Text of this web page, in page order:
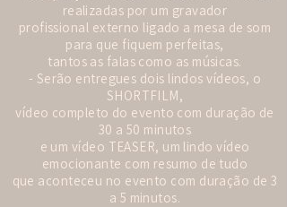
realizadas por um gravador
profissional externo ligado a mesa de som
para que fiquem perfeitas,
tantos as falas como as músicas.
- Serão entregues dois lindos vídeos, o
SHORTFILM,
vídeo completo do evento com duração de
30 a 50 minutos
e um vídeo TEASER, um lindo vídeo
emocionante com resumo de tudo
que aconteceu no evento com duração de 3
a 5 minutos.